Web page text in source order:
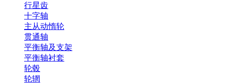
行星齿
十字轴
主从动惰轮
贯通轴
平衡轴及支架
平衡轴衬套
轮毂
轮辋